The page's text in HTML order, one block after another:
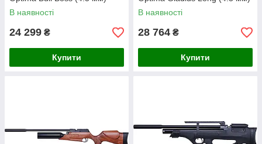
В наявності
24 299 ₴
Купити
В наявності
28 764 ₴
Купити